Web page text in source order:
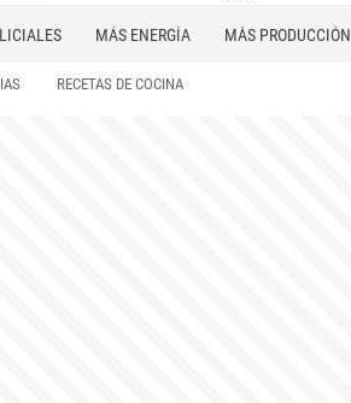
MÁS ENERGÍA MÁS PRODUCCIÓN
RECETAS DE COCINA